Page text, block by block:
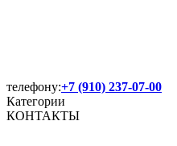
телефону:+7 (910) 237-07-00
Категории
КОНТАКТЫ